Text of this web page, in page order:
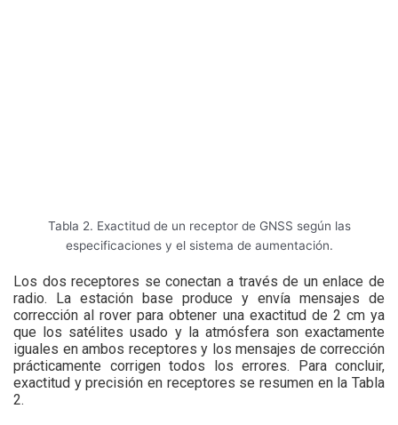
Tabla 2. Exactitud de un receptor de GNSS según las
especificaciones y el sistema de aumentación.
Los dos receptores se conectan a través de un enlace de
radio. La estación base produce y envía mensajes de
corrección al rover para obtener una exactitud de 2 cm ya
que los satélites usado y la atmósfera son exactamente
iguales en ambos receptores y los mensajes de corrección
prácticamente corrigen todos los errores. Para concluir,
exactitud y precisión en receptores se resumen en la Tabla
2.